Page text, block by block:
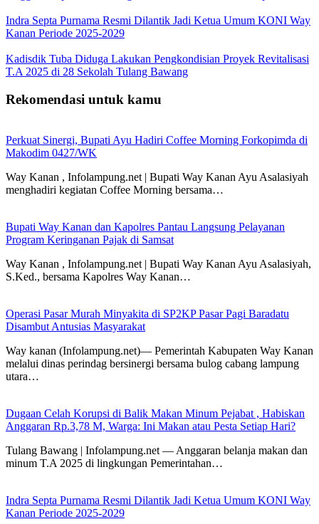
Indra Septa Purnama Resmi Dilantik Jadi Ketua Umum KONI Way
Kanan Periode 2025-2029
Kadisdik Tuba Diduga Lakukan Pengkondisian Proyek Revitalisasi
T.A 2025 di 28 Sekolah Tulang Bawang
Rekomendasi untuk kamu
Perkuat Sinergi, Bupati Ayu Hadiri Coffee Morning Forkopimda di
Makodim 0427/WK
Way Kanan , Infolampung.net | Bupati Way Kanan Ayu Asalasiyah
menghadiri kegiatan Coffee Morning bersama…
Bupati Way Kanan dan Kapolres Pantau Langsung Pelayanan
Program Keringanan Pajak di Samsat
Way Kanan , Infolampung.net | Bupati Way Kanan Ayu Asalasiyah,
S.Ked., bersama Kapolres Way Kanan…
Operasi Pasar Murah Minyakita di SP2KP Pasar Pagi Baradatu
Disambut Antusias Masyarakat
Way kanan (Infolampung.net)— Pemerintah Kabupaten Way Kanan
melalui dinas perindag bersinergi bersama bulog cabang lampung
utara…
Dugaan Celah Korupsi di Balik Makan Minum Pejabat , Habiskan
Anggaran Rp.3,78 M, Warga: Ini Makan atau Pesta Setiap Hari?
Tulang Bawang | Infolampung.net — Anggaran belanja makan dan
minum T.A 2025 di lingkungan Pemerintahan…
Indra Septa Purnama Resmi Dilantik Jadi Ketua Umum KONI Way
Kanan Periode 2025-2029